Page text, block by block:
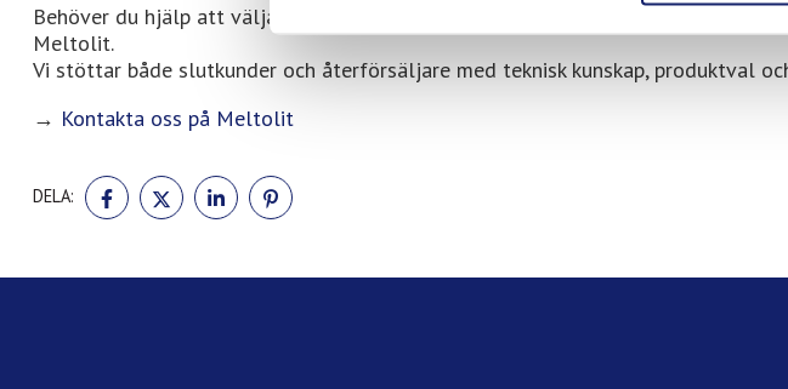
Behöver du hjälp att välja rätt tillsatsmaterial för svetsning eller lödning är du
Meltolit.
Vi stöttar både slutkunder och återförsäljare med teknisk kunskap, produktval
→ Kontakta oss på Meltolit
DELA:
DELA
PÅ
DELA
PÅ
DELA
PÅ
PÅ